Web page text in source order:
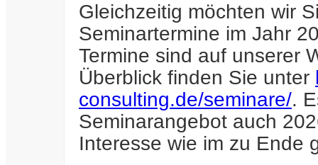
Gleichzeitig möchten wir
Seminartermine im Jahr
Termine sind auf unserer
Überblick finden Sie unter
consulting.de/seminare/.
Seminarangebot auch
Interesse wie im zu Ende